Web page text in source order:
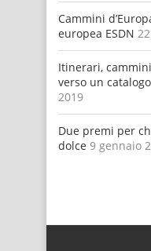
Cammini
europea ESDN
Itinerari,
verso un
2019
Due premi per
dolce 9 gennaio